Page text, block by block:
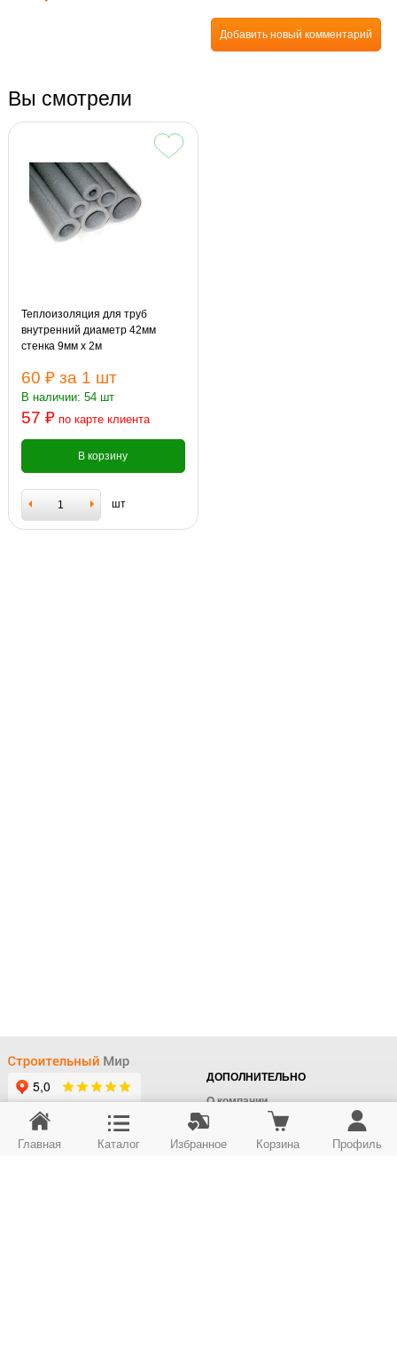
Добавить новый комментарий
Вы смотрели
Теплоизоляция для труб
внутренний диаметр 42мм
стенка 9мм х 2м
60 ₽ за 1 шт
В наличии: 54 шт
57 ₽ по карте клиента
В корзину
шт
+7 (495) 414-22-76
ДОПОЛНИТЕЛЬНО
О компании
Доставка
Оплата
Главная Каталог Избранное Корзина Профиль